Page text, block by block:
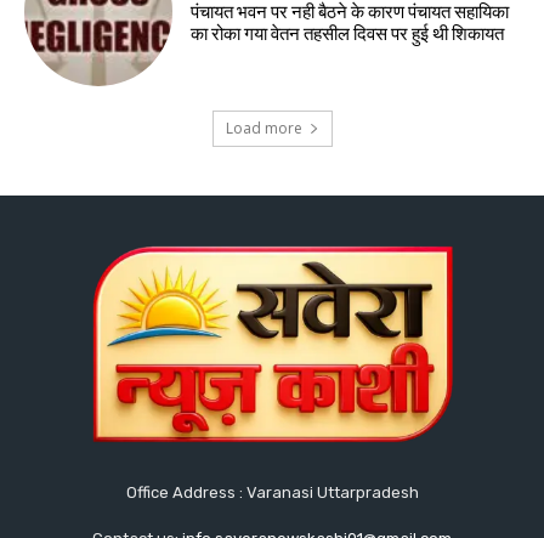
पंचायत भवन पर नही बैठने के कारण पंचायत सहायिका
का रोका गया वेतन तहसील दिवस पर हुई थी शिकायत
Load more
Office Address : Varanasi Uttarpradesh